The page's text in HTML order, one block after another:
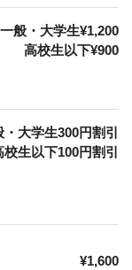
一般・大学生¥1,200
高校生以下¥900
・大学生300円割引
校生以下100円割引
¥1,600